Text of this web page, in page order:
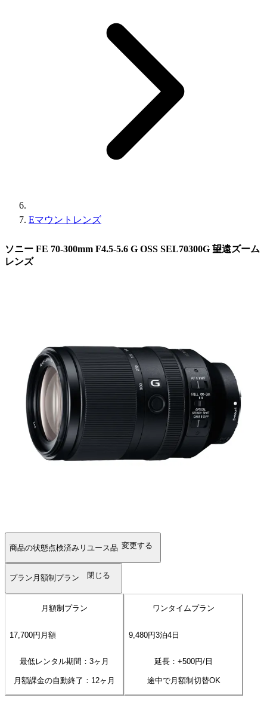
Eマウントレンズ
ソニー FE 70-300mm F4.5-5.6 G OSS SEL70300G 望遠ズーム
レンズ
商品の状態点検済みリユース品 変更する
プラン 月額制プラン 閉じる
月額制プラン
17,700円 月額
最低レンタル期間：3ヶ月
月額課金の自動終了： 12ヶ月
ワンタイムプラン
9,480円3泊4日
延長：+500円/日
途中で月額制切替OK